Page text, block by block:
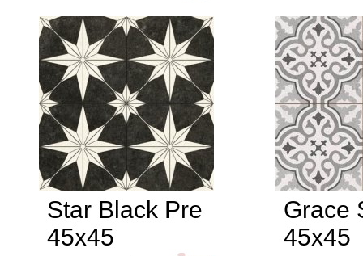
Star Black Pre
45x45
Grace
45x45